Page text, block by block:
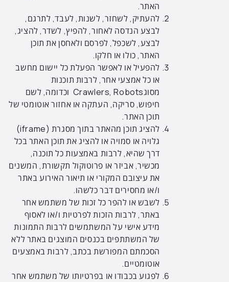
האתר.
להעתיק, לשחזר, לשנות, לעבד, לתרגם,
לבצע הנדסה לאחור, להפיץ, לשדר, להציג,
לבצע, לשכפל, לפרסם ולאחסן את תוכן
האתר, כולו או חלקו.
להפעיל או לאפשר הפעלת כל יישום מחשב
או כל אמצעי אחר, לרבות תוכנות
מסוגCrawlers, Robots וכדומה, לשם
חיפוש, סריקה, העתקה או אחזור אוטומטי של
תוכן האתר.
להציג תוכן מהאתר בתוך מסגרת (iframe)
גלויה או סמויה או להציג את תוכן האתר בכל
דרך שהיא, לרבות באמצעות כל תוכנה,
מכשיר, אביזר או פרוטוקול תקשורת, המשנים
את עיצובם המקורי או תיאור האירוע באתר
ו/או מחסירים דבר כלשהו.
לשבש או להפר כל זכות של משתמש אחר
באתר, לרבות הזכות לפרטיות ו/או לאסוף
מידע אישי על המשתמשים לרבות התמונות
של המשתתפים בכנסים המוצגים באתר ללא
הסכמתם המפורשת בכתב, לרבות באמצעים
אוטומטיים.
לפגוע בכבודו או בפרטיותו של משתמש אחר